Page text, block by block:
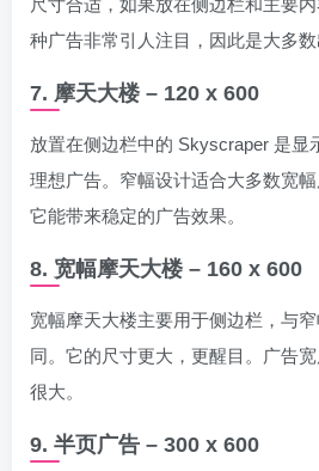
尺寸合适，如果放在侧边栏和主要
种广告非常引人注目，因此是大多数
7. 摩天大楼 – 120 x 600
放置在侧边栏中的 Skyscraper 是显
理想广告。窄幅设计适合大多数宽幅
它能带来稳定的广告效果。
8. 宽幅摩天大楼 – 160 x 600
宽幅摩天大楼主要用于侧边栏，与
同。它的尺寸更大，更醒目。广告
很大。
9. 半页广告 – 300 x 600